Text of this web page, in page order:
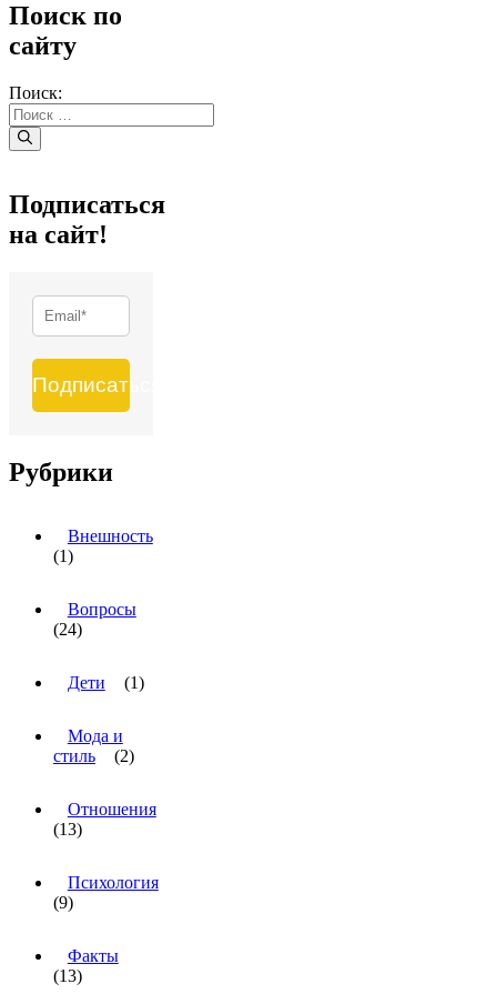
Поиск по
сайту
Поиск:
Подписаться
на сайт!
Подписаться
Рубрики
Внешность
(1)
Вопросы
(24)
Дети (1)
Мода и
стиль
(2)
Отношения
(13)
Психология
(9)
Факты
(13)